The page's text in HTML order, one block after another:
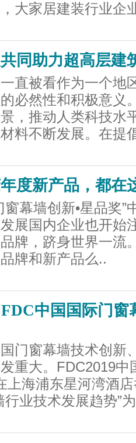
大家居建装行业企
同助力超高层建
直被看作为一个地
必然性和积极意义
，推动人类科技水
料不断发展。在提
度新产品，都在
幕墙创新•星品奖”
展国内企业也开始
牌，跻身世界一流
牌和新产品么..
中国国际门窗
门窗幕墙技术创新
重大。FDC2019中
上海浦东星河湾酒
行业技术发展趋势”